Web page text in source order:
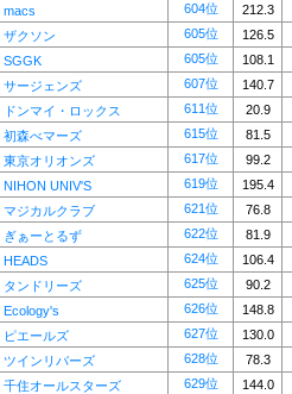
macs 604位
212.3
ザクソン 605位
126.5
SGGK 605位
108.1
サージェンズ 607位
140.7
ドンマイ・ロックス 611位
20.9
初森べマーズ 615位
81.5
東京オリオンズ 617位
99.2
NIHON UNIV'S 619位
195.4
マジカルクラブ 621位
76.8
ぎぁーとるず 622位
81.9
HEADS 624位
106.4
タンドリーズ 625位
90.2
Ecology's 626位
148.8
ピエールズ 627位
130.0
ツインリバーズ 628位
78.3
千住オールスターズ 629位
144.0